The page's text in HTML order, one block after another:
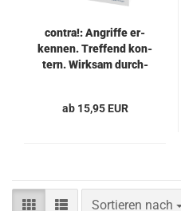
con­tra!: An­grif­fe er­
ken­nen. Tref­fend kon­
tern. Wirk­sam durch­
ab 15,95 EUR
Sortieren nach
Sortieren nach